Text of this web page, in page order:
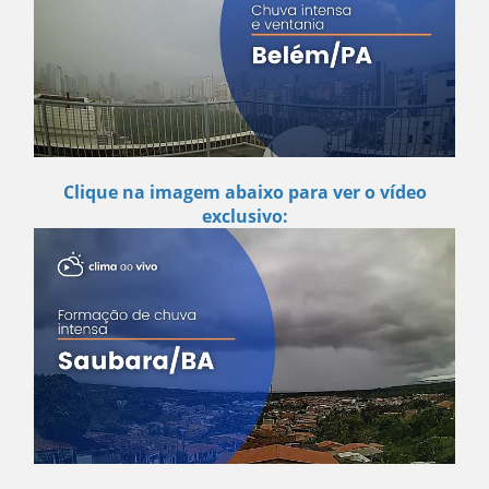
Clique na imagem abaixo para ver o vídeo
exclusivo: